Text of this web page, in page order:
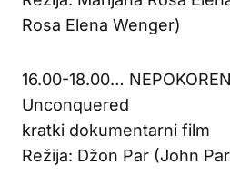
Rosa Elena Wenger)
16.00-18.00…
Unconquered
kratki dokumentarni film
Režija: Džon Par (John